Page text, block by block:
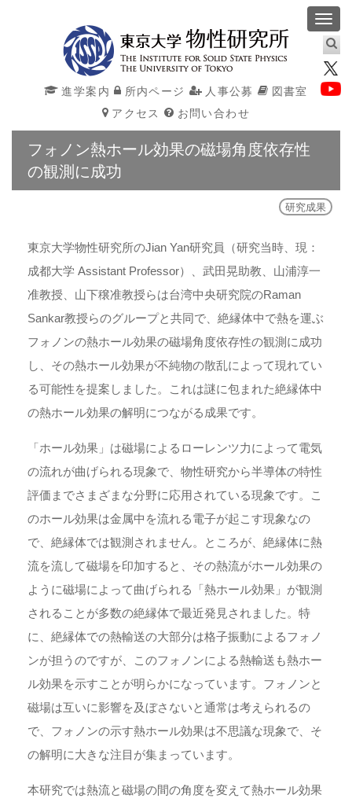
進学案内 所内ページ 人事公募
図書室
アクセス
お問い合わせ
フォノン熱ホール効果の磁場角度依存性
の観測に成功
研究成果
東京大学物性研究所のJian Yan研究員（研究当時、現：
成都大学 Assistant Professor）、武田晃助教、山浦淳一
准教授、山下穣准教授らは台湾中央研究院のRaman
Sankar教授らのグループと共同で、絶縁体中で熱を運ぶ
フォノンの熱ホール効果の磁場角度依存性の観測に成功
し、その熱ホール効果が不純物の散乱によって現れてい
る可能性を提案しました。これは謎に包まれた絶縁体中
の熱ホール効果の解明につながる成果です。
「ホール効果」は磁場によるローレンツ力によって電気
の流れが曲げられる現象で、物性研究から半導体の特性
評価までさまざまな分野に応用されている現象です。こ
のホール効果は金属中を流れる電子が起こす現象なの
で、絶縁体では観測されません。ところが、絶縁体に熱
流を流して磁場を印加すると、その熱流がホール効果の
ように磁場によって曲げられる「熱ホール効果」が観測
されることが多数の絶縁体で最近発見されました。特
に、絶縁体での熱輸送の大部分は格子振動によるフォノ
ンが担うのですが、このフォノンによる熱輸送も熱ホー
ル効果を示すことが明らかになっています。フォノンと
磁場は互いに影響を及ぼさないと通常は考えられるの
で、フォノンの示す熱ホール効果は不思議な現象で、そ
の解明に大きな注目が集まっています。
本研究では熱流と磁場の間の角度を変えて熱ホール効果